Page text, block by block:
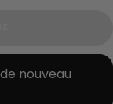
nouveau